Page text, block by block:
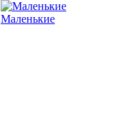
Маленькие